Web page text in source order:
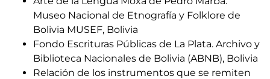
Museo Nacional de Etnografía y Folklore de
Bolivia MUSEF, Bolivia
Fondo Escrituras Públicas de La Plata. Archivo y
Biblioteca Nacionales de Bolivia (ABNB), Bolivia
Relación de los instrumentos que se remiten